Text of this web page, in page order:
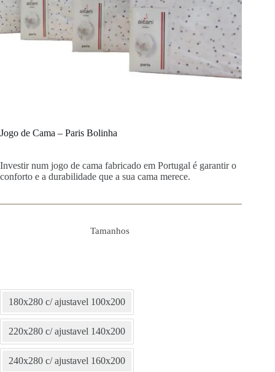
Jogo de Cama – Paris Bolinha
Investir num jogo de cama fabricado em Portugal é garantir o
conforto e a durabilidade que a sua cama merece.
Tamanhos
180x280 c/ ajustavel 100x200
220x280 c/ ajustavel 140x200
240x280 c/ ajustavel 160x200